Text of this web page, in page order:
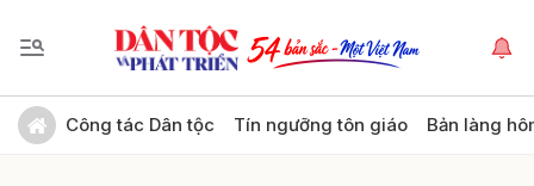
Công tác Dân tộc Tín ngưỡng tôn giáo Bản làng
Gửi bình luận